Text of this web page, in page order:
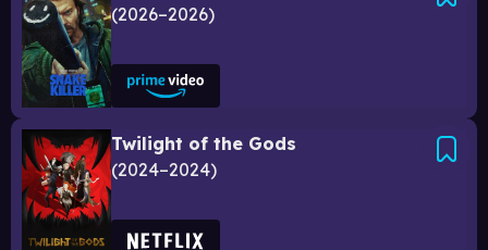
2026–2026
Twilight of the Gods
2024–2024